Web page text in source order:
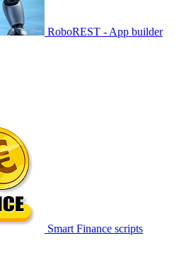
RoboREST - App builder
Smart Finance scripts